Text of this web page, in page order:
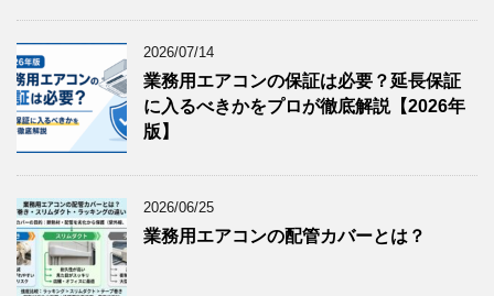
2026/07/14
業務用エアコンの保証は必要？延長保証
に入るべきかをプロが徹底解説【2026年
版】
2026/06/25
業務用エアコンの配管カバーとは？